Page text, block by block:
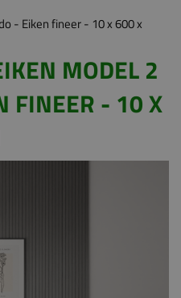
- Eiken fineer - 10 x 600 x
MODEL 2
FINEER - 10 X